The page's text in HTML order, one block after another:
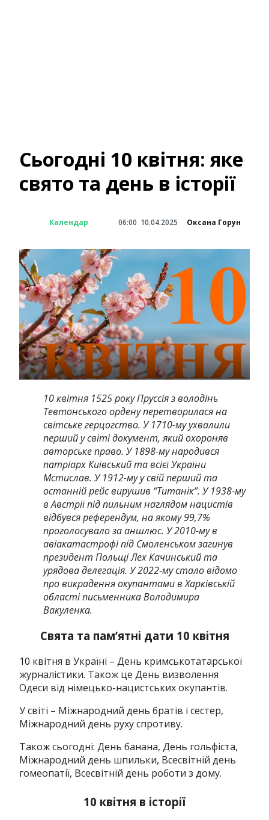
Сьогодні 10 квітня: яке
свято та день в історії
Календар 06:00 10.04.2025 Оксана Горун
10 квітня 1525 року Пруссія з володінь
Тевтонського ордену перетворилася на
світське герцогство.У 1710-му ухвалили
перший у світі документ, який охороняв
авторське право. У 1898-му народився
патріарх Київський та всієї України
Мстислав. У 1912-му у свій перший та
останній рейс вирушив “Титанік”. У 1938-му
в Австрії під пильним наглядом нацистів
відбувся референдум, на якому 99,7%
проголосувало за аншлюс. У 2010-му в
авіакатастрофі під Смоленськом загинув
президент Польщі Лех Качинський та
урядова делегація. У 2022-му стало відомо
про викрадення окупантами в Харківській
області письменника Володимира
Вакуленка.
Свята та пам’ятні дати 10 квітня
10 квітня в Україні – День кримськотатарської
журналістики. Також це День визволення
Одеси від німецько-нацистських окупантів.
У світі – Міжнародний день братів і сестер,
Міжнародний день руху спротиву.
Також сьогодні: День банана, День гольфіста,
Міжнародний день шпильки, Всесвітній день
гомеопатії, Всесвітній день роботи з дому.
10 квітня в історії